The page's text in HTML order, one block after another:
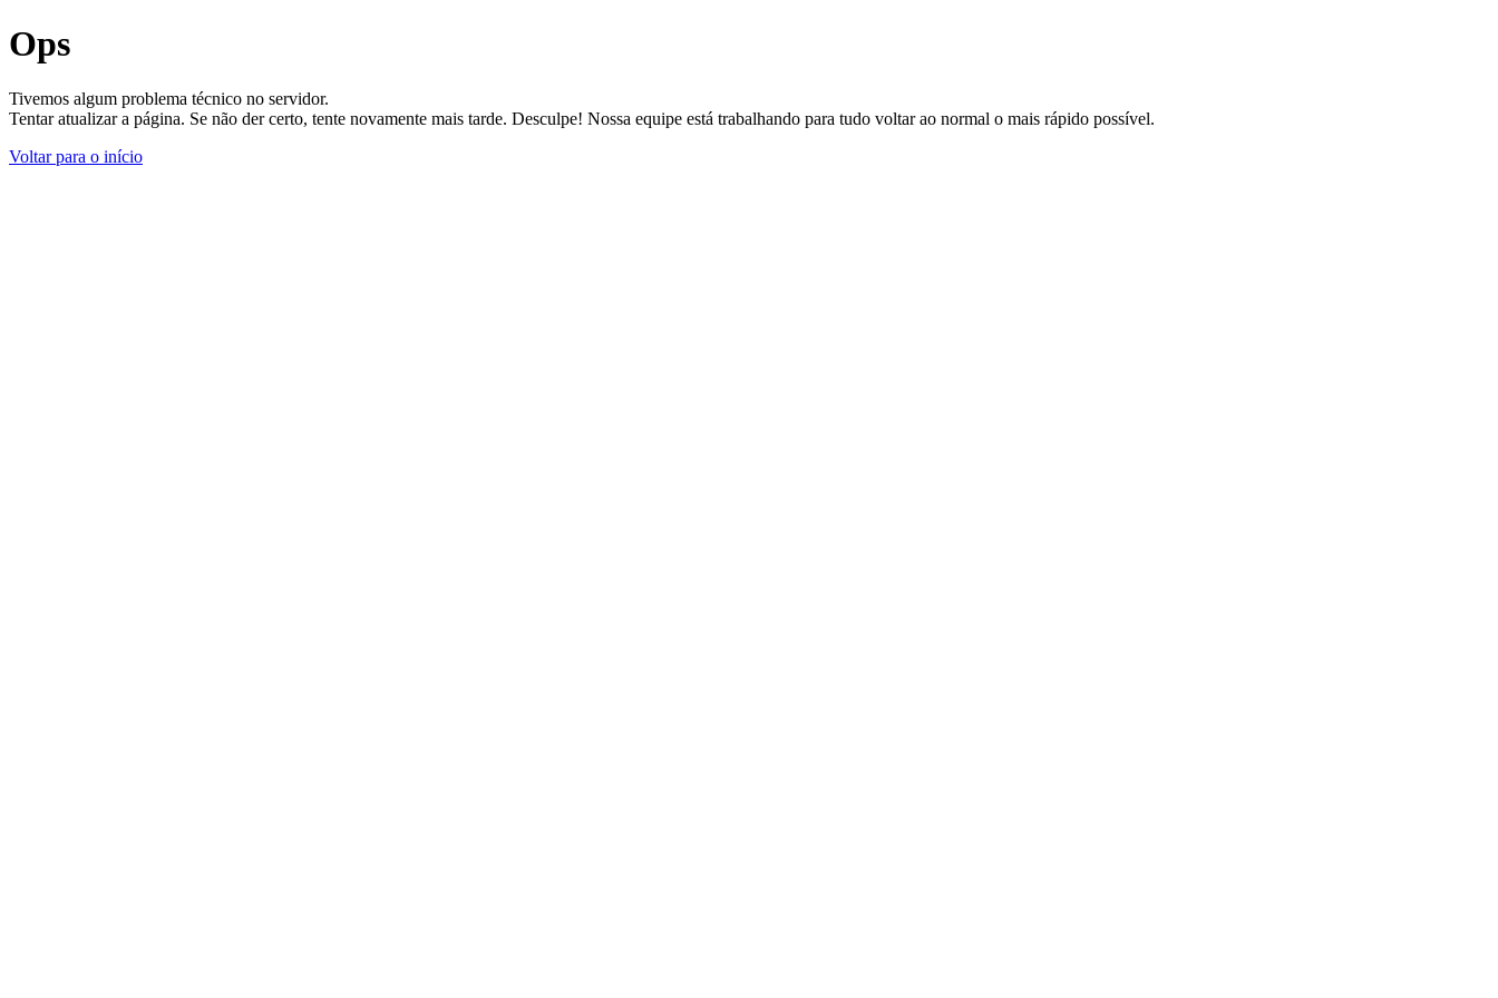
Ops
Tivemos algum problema técnico no servidor.
Tentar atualizar a página. Se não der certo, tente novamente mais tarde. Desculpe! Nossa equipe está trabalhando para tudo voltar ao normal o mais rápido possível.
Voltar para o início